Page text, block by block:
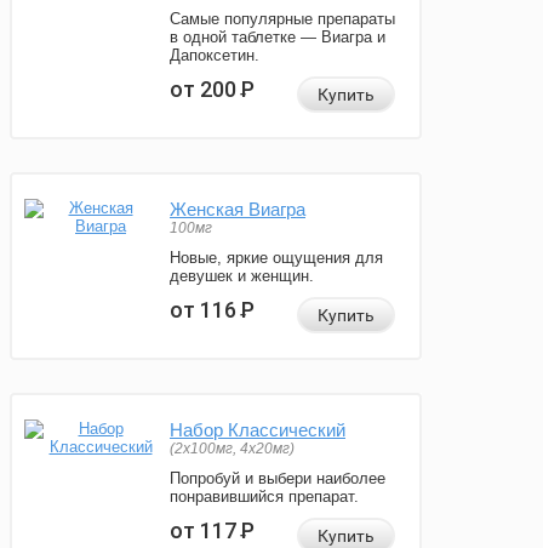
Самые популярные препараты
в одной таблетке — Виагра и
Дапоксетин.
от 200Р Купить
Женская Виагра
100мг
Новые, яркие ощущения для
девушек и женщин.
от 116Р Купить
Набор Классический
(2x100мг, 4x20мг)
Попробуй и выбери наиболее
понравившийся препарат.
от 117Р Купить